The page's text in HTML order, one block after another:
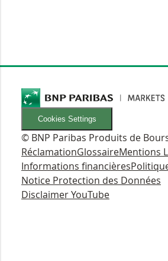
Cookies Settings
© BNP Paribas Produits de
RéclamationGlossaireMentions
Informations financières
Notice Protection des Données
Disclaimer YouTube